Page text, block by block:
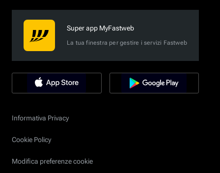
Super app MyFastweb
La tua finestra per gestire i servizi Fastweb
Informativa Privacy
Cookie Policy
Modifica preferenze cookie